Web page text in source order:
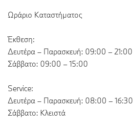
Ωράριο Καταστήματος
Έκθεση:
Δευτέρα – Παρασκευή: 09:00 – 21:00
Σάββατο: 09:00 – 15:00
Service:
Δευτέρα – Παρασκευή: 08:00 – 16:30
Σάββατο: Κλειστά